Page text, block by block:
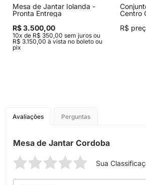
Mesa de Jantar Iolanda -
Pronta Entrega
R$ 3.500,00
10x de R$ 350,00 sem juros ou
R$ 3.150,00 à vista no boleto ou
pix
Centro
R$
Avaliações Perguntas
Mesa de Jantar Cordoba
Sua